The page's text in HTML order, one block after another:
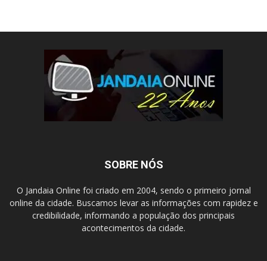
SOBRE NÓS
O Jandaia Online foi criado em 2004, sendo o primeiro jornal
online da cidade. Buscamos levar as informações com rapidez e
credibilidade, informando a população dos principais
acontecimentos da cidade.